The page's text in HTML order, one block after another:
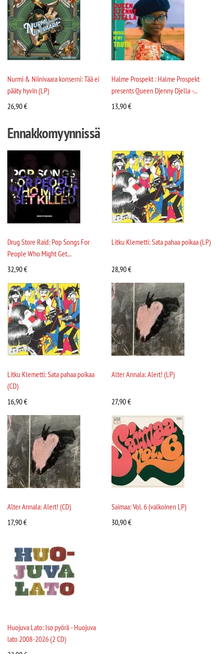
Nurmi & Niinivaara konserni: Tää ei
pääty hyvin (LP)
26,90€
Halme Prospekt : Halme Prospekt
presents Queen Djenny Djella -...
13,90€
Ennakkomyynnissä
Drug Store Raid: Pop Songs For
People Who Might Get...
32,90€
Litku Klemetti: Sata pahaa poikaa (LP)
28,90€
Litku Klemetti: Sata pahaa poikaa
(CD)
16,90€
Alter Annala: Alert! (LP)
27,90€
Alter Annala: Alert! (CD)
17,90€
Saimaa: Vol. 6 (valkoinen LP)
30,90€
Huojuva Lato: Iso pyörä - Huojuva
lato 2008-2026 (2 CD)